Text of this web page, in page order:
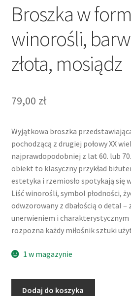
Broszka w
winorośli,
złota, mosiądz
79,00 zł
Wyjątkowa broszka
pochodzącą z drugiej połowy XX
najprawdopodobniej z lat 60. lub
obiekt to klasyczny przykład
estetyka i rzemiosło spotykają się
Liść winorośli, symbol płodności,
odwzorowany z dbałością o detal –
unerwieniem i
rozpozna każdy miłośnik sztuki
1 w magazynie
Dodaj do koszyka